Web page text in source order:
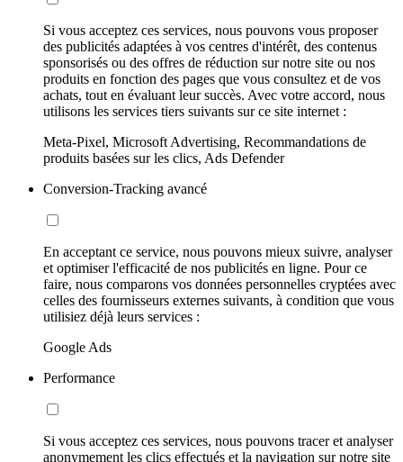
Si vous acceptez ces services, nous pouvons vous proposer
des publicités adaptées à vos centres d'intérêt, des contenus
sponsorisés ou des offres de réduction sur notre site ou nos
produits en fonction des pages que vous consultez et de vos
achats, tout en évaluant leur succès. Avec votre accord, nous
utilisons les services tiers suivants sur ce site internet :
Meta-Pixel, Microsoft Advertising, Recommandations de
produits basées sur les clics, Ads Defender
Conversion-Tracking avancé
En acceptant ce service, nous pouvons mieux suivre, analyser
et optimiser l'efficacité de nos publicités en ligne. Pour ce
faire, nous comparons vos données personnelles cryptées avec
celles des fournisseurs externes suivants, à condition que vous
utilisiez déjà leurs services :
Google Ads
Performance
Si vous acceptez ces services, nous pouvons tracer et analyser
anonymement les clics effectués et la navigation sur notre site